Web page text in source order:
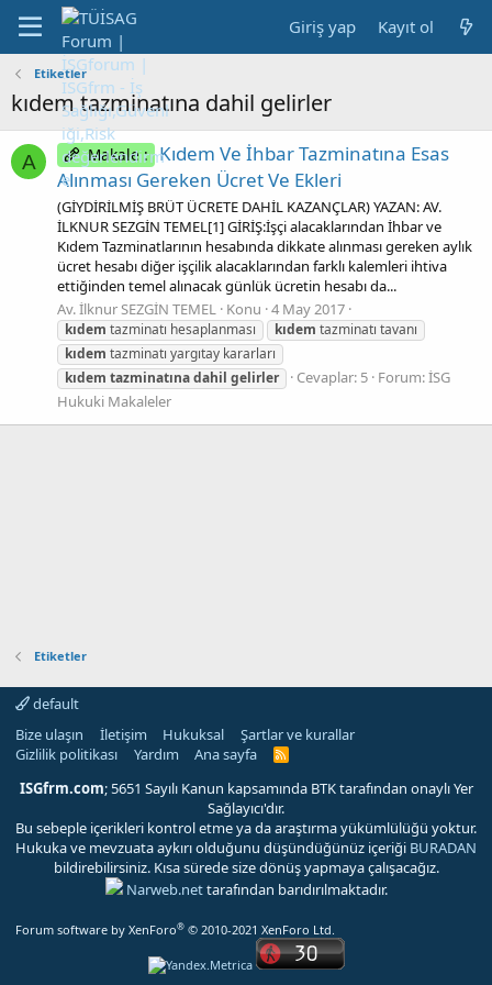
Giriş yap Kayıt ol
Etiketler
kıdem tazminatına dahil gelirler
A Makale : Kıdem Ve İhbar Tazminatına Esas
Alınması Gereken Ücret Ve Ekleri
(GİYDİRİLMİŞ BRÜT ÜCRETE DAHİL KAZANÇLAR) YAZAN: AV.
İLKNUR SEZGİN TEMEL[1] GİRİŞ:İşçi alacaklarından İhbar ve
Kıdem Tazminatlarının hesabında dikkate alınması gereken aylık
ücret hesabı diğer işçilik alacaklarından farklı kalemleri ihtiva
ettiğinden temel alınacak günlük ücretin hesabı da...
Av. İlknur SEZGİN TEMEL Konu 4 May 2017
kıdem tazminatı hesaplanması kıdem tazminatı tavanı
kıdem tazminatı yargıtay kararları
kıdem tazminatınadahil gelirler Cevaplar: 5 Forum:İSG
Hukuki Makaleler
Etiketler
default
Bize ulaşın
İletişim Hukuksal
Şartlar ve kurallar
Gizlilik politikası
Yardım Ana sayfa
R
S
ISGfrm.com; 5651 Sayılı Kanun kapsamında BTK tarafından onaylı Yer
Sağlayıcı'dır.
Bu sebeple içerikleri kontrol etme ya da araştırma yükümlülüğü yoktur.
Hukuka ve mevzuata aykırı olduğunu düşündüğünüz içeriği BURADAN
bildirebilirsiniz. Kısa sürede size dönüş yapmaya çalışacağız.
Narweb.nettarafından barıdırılmaktadır.
Forum software by XenForo® © 2010-2021 XenForo Ltd.